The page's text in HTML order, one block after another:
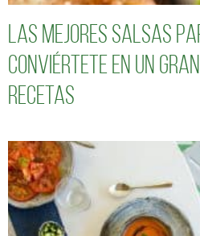
Las mejores salsas
Conviértete en un
recetas